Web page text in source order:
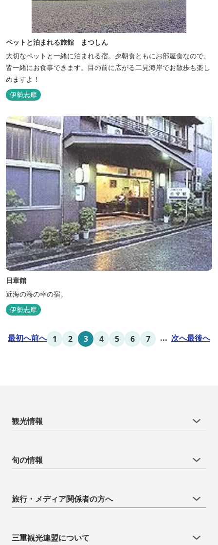
ペットと泊まれる旅館 まつしん
大切なペットと一緒に泊まれる宿。夕朝食ともにお部屋食なので、
皆一緒にお食事できます。目の前に広がる二見海岸でお散歩も楽し
めますよ！
伊勢志摩
日章館
近海の海の幸の宿。
伊勢志摩
最初へ前へ 1 2 3 4 5 6 7 ... 次へ最後へ
観光情報
旬の情報
旅行・メディア関係者の方へ
三重観光連盟について